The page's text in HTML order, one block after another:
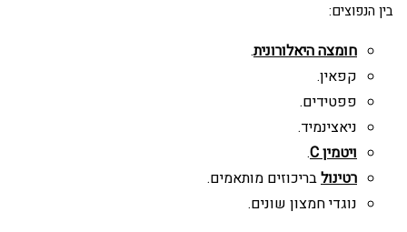
בין הנפוצים:
חומצה היאלורונית.
קפאין.
פפטידים.
ניאצינמיד.
ויטמין C .
רטינולבריכוזים מותאמים.
נוגדי חמצון שונים.